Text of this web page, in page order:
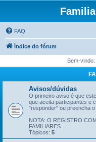
FAQ
Índice do fórum
Bem-
Avisos/dúvidas
O primeiro aviso é que
que aceita participantes e
"responder" ou preencha
NOTA: O REGISTRO
FAMILIARES.
Tópicos: 5